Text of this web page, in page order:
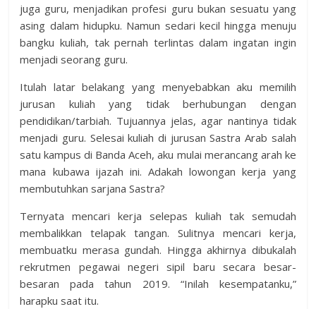
juga guru, menjadikan profesi guru bukan sesuatu yang
asing dalam hidupku. Namun sedari kecil hingga menuju
bangku kuliah, tak pernah terlintas dalam ingatan ingin
menjadi seorang guru.
Itulah latar belakang yang menyebabkan aku memilih
jurusan kuliah yang tidak berhubungan dengan
pendidikan/tarbiah. Tujuannya jelas, agar nantinya tidak
menjadi guru. Selesai kuliah di jurusan Sastra Arab salah
satu kampus di Banda Aceh, aku mulai merancang arah ke
mana kubawa ijazah ini. Adakah lowongan kerja yang
membutuhkan sarjana Sastra?
Ternyata mencari kerja selepas kuliah tak semudah
membalikkan telapak tangan. Sulitnya mencari kerja,
membuatku merasa gundah. Hingga akhirnya dibukalah
rekrutmen pegawai negeri sipil baru secara besar-
besaran pada tahun 2019. “Inilah kesempatanku,”
harapku saat itu.